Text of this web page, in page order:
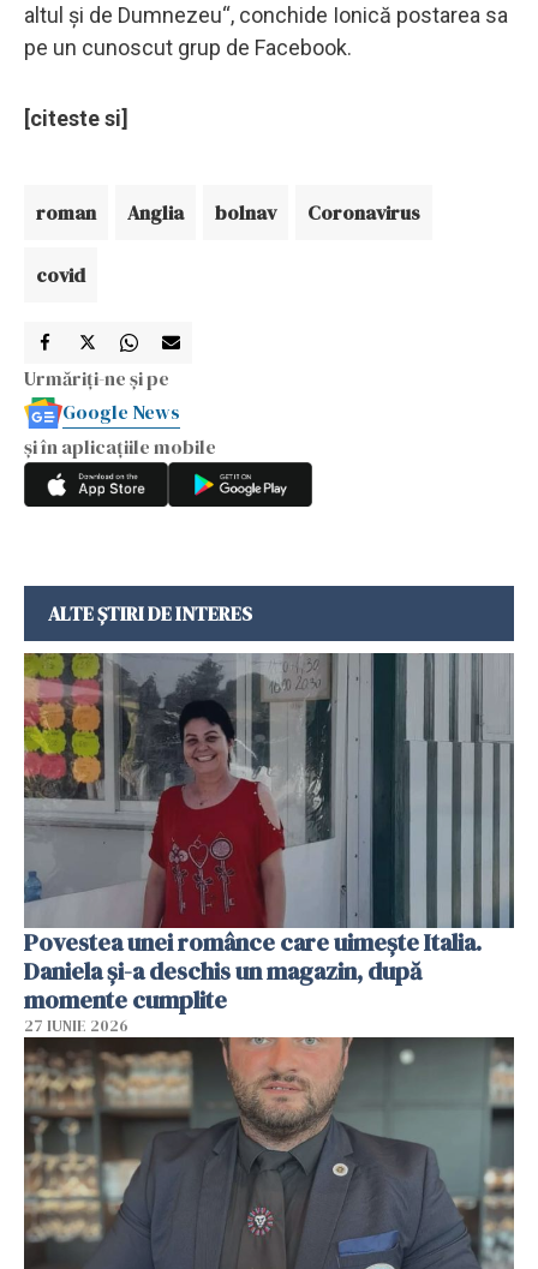
altul și de Dumnezeu“, conchide Ionică postarea sa
pe un cunoscut grup de Facebook.
[citeste si]
roman Anglia bolnav Coronavirus
covid
Urmăriți-ne și pe
Google News
și în aplicațiile mobile
ALTE ȘTIRI DE INTERES
Povestea unei românce care uimește Italia.
Daniela și-a deschis un magazin, după
momente cumplite
27 IUNIE 2026